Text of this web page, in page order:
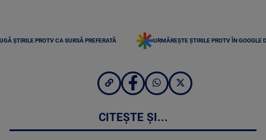
ȘTIRILE PROTV CA SURSĂ PREFERATĂ URMĂREȘTE ȘTIRILE PROTV ÎN GOOGLE
CITEȘTE ȘI...